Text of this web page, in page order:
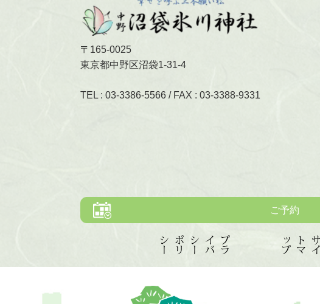
〒165-0025
東京都中野区沼袋1-31-4
TEL : 03-3386-5566 / FAX : 03-3388-9331
ご予約
サ
イ
ト
マ
ッ
プ
プ
ラ
イ
バ
シ
ー
ポ
リ
シ
ー